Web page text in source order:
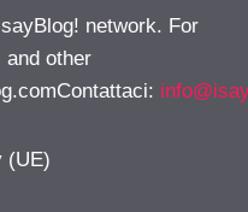
network. For
other
:
(UE)